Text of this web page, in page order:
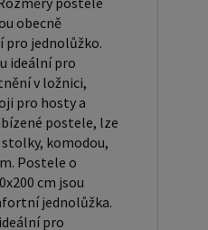
a jakékoliv
mít. Laťkový
ideální volbou pro ty,
a cenově dostupný
rošt se skládá z
textilií. Rošt
cirkulaci vzduchu a
je tvořen 12
textilií, příčky roštu
obecně
pro jednolůžko.
ideální pro
v ložnici,
pro hosty a
postele, lze
komodou,
Postele o
cm jsou
jednolůžka.
pro